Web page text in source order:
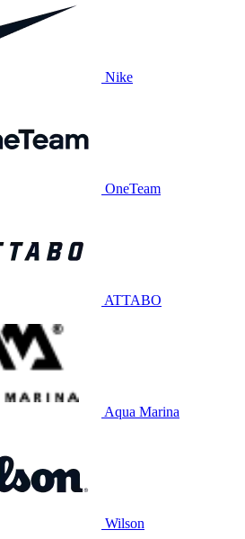
Nike
OneTeam
ATTABO
Aqua Marina
Wilson